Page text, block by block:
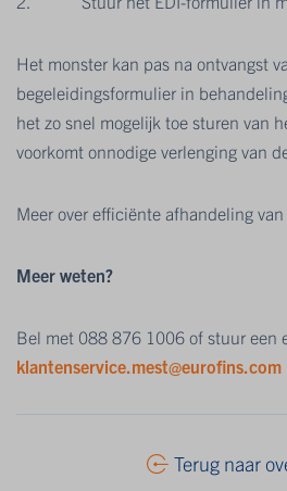
Het monster kan pas na ontvangst
begeleidingsformulier in
het zo snel mogelijk toe sturen van
voorkomt onnodige verlenging van
Meer over efficiënte afhandeling van
Meer weten?
Bel met 088 876 1006 of stuur een
klantenservice.mest@eurofins.com
Terug naar